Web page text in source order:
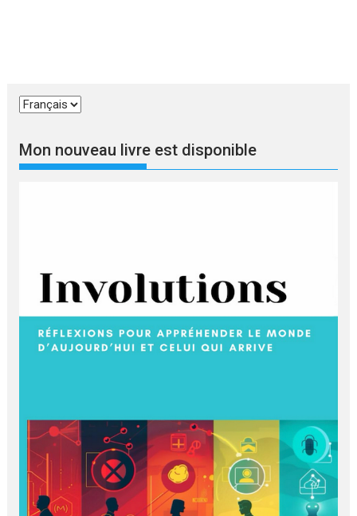
Choisir
langue
Mon nouveau livre est disponible